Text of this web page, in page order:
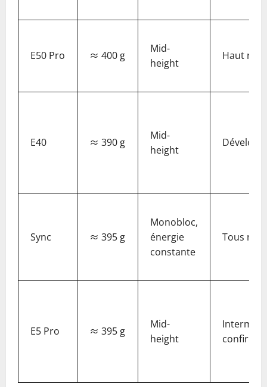
E50 Pro ≈ 400 g
Mid-
height
Haut
E40 ≈ 390 g
Mid-
height
Sync ≈ 395 g
Monobloc,
énergie
constante
Tous
E5 Pro ≈ 395 g
Mid-
height
confirmé